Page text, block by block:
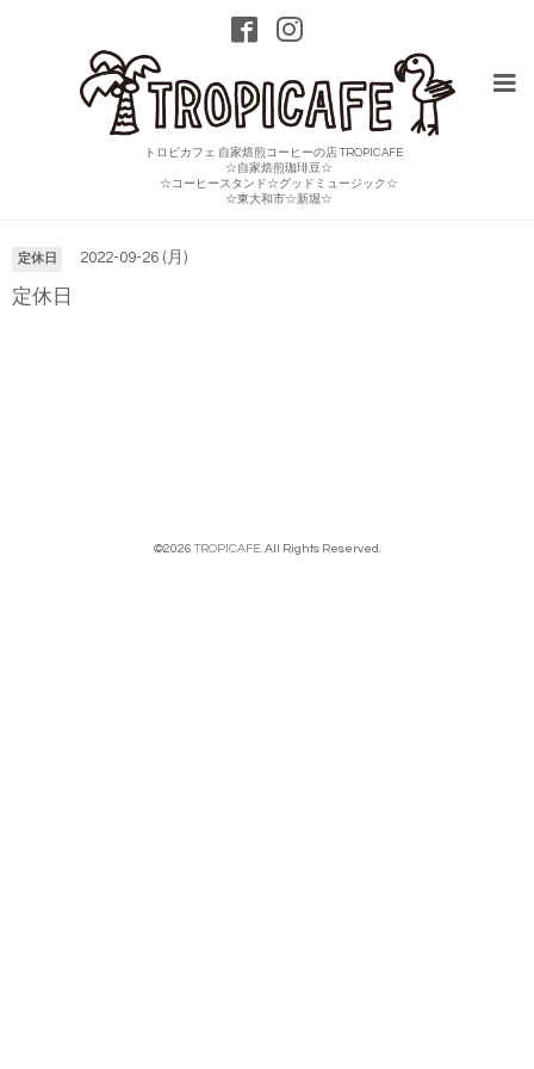
トロピカフェ 自家焙煎コーヒーの店 TROPICAFE
☆自家焙煎珈琲豆☆
☆コーヒースタンド☆グッドミュージック☆
☆東大和市☆新堀☆
定休日 2022-09-26 (月)
定休日
©2026TROPICAFE . All Rights Reserved.